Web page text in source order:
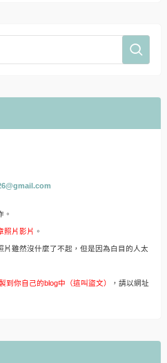
。
照片影片 。
片雖然沒什麼了不起，但是因為白目的人太
到你自己的blog中（這叫盜文） ，請以網址